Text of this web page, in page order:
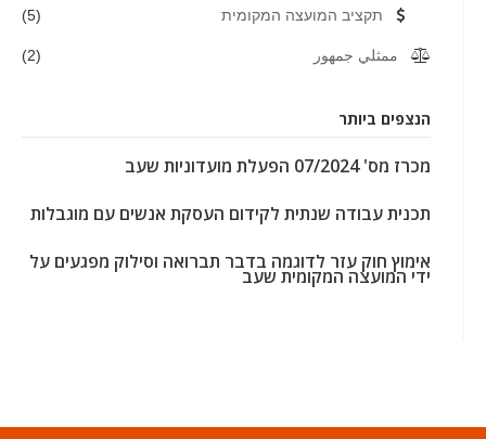
תקציב המועצה המקומית (5)
ممثلي جمهور (2)
הנצפים ביותר
מכרז מס' 07/2024 הפעלת מועדוניות שעב
תכנית עבודה שנתית לקידום העסקת אנשים עם מוגבלות
אימוץ חוק עזר לדוגמה בדבר תברואה וסילוק מפגעים על
ידי המועצה המקומית שעב